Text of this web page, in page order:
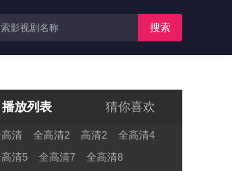
搜索
播放列表 猜你喜欢
清 全高清2 高清2
全高清4
清5
全高清7
全高清8